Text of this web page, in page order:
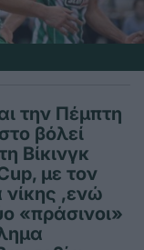
την Πέμπτη
βόλεί
Βίκινγκ
με τον
νίκης ,ενώ
«πράσινοι»